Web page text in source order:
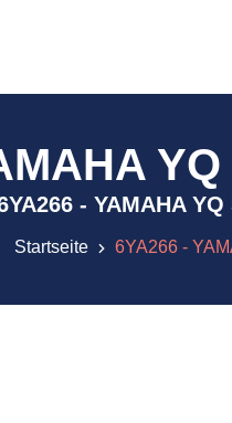
- YAMAHA
Startseite 6YA266 -